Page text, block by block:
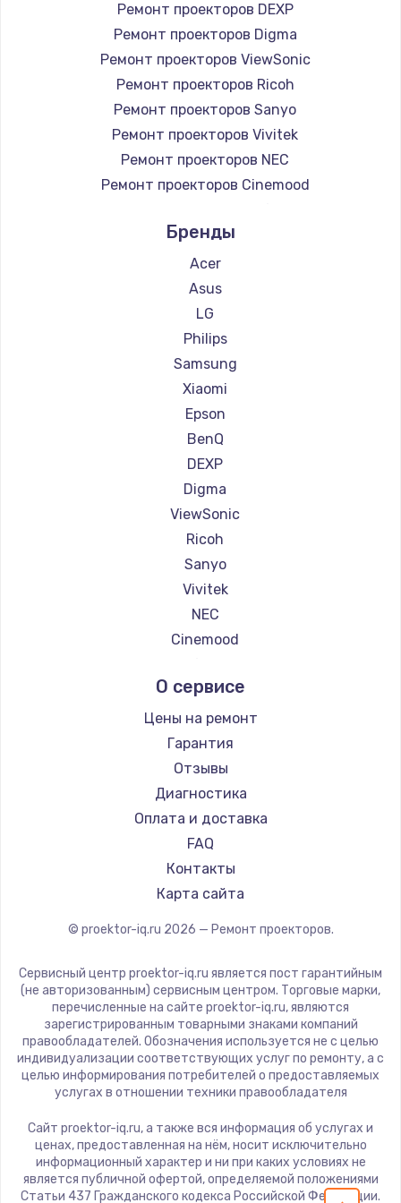
Ремонт проекторов DEXP
Ремонт проекторов Digma
Ремонт проекторов ViewSonic
Ремонт проекторов Ricoh
Ремонт проекторов Sanyo
Ремонт проекторов Vivitek
Ремонт проекторов NEC
Ремонт проекторов Cinemood
Ремонт проекторов Barco
Ремонт проекторов Xgimi
Ремонт проекторов Canon
Ремонт проекторов JVC
Ремонт проекторов Casio
Ремонт проекторов Hiper
Ремонт проекторов HITACHI
Ремонт проекторов Panasonic
Ремонт проекторов Hisense
Бренды
Acer
Asus
LG
Philips
Samsung
Xiaomi
Epson
BenQ
DEXP
Digma
ViewSonic
Ricoh
Sanyo
Vivitek
NEC
Cinemood
Barco
Xgimi
Canon
JVC
Casio
Hiper
HITACHI
Panasonic
Hisense
О сервисе
Цены на ремонт
Гарантия
Отзывы
Диагностика
Оплата и доставка
FAQ
Контакты
Карта сайта
© proektor-iq.ru 2026 — Ремонт проекторов.
Сервисный центр proektor-iq.ru является пост гарантийным
(не авторизованным) сервисным центром. Торговые марки,
перечисленные на сайте proektor-iq.ru, являются
зарегистрированным товарными знаками компаний
правообладателей. Обозначения используется не с целью
индивидуализации соответствующих услуг по ремонту, а с
целью информирования потребителей о предоставляемых
услугах в отношении техники правообладателя
Сайт proektor-iq.ru, а также вся информация об услугах и
ценах, предоставленная на нём, носит исключительно
информационный характер и ни при каких условиях не
является публичной офертой, определяемой положениями
Статьи 437 Гражданского кодекса Российской Федерации.